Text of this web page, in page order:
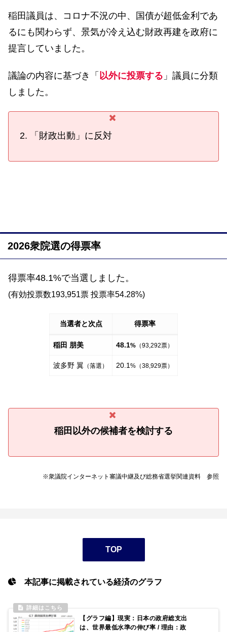
稲田議員は、コロナ不況の中、国債が超低金利であ
るにも関わらず、景気が冷え込む財政再建を政府に
提言していました。
議論の内容に基づき「 以外に投票する 」議員に分類
しました。
「財政出動」に反対
2026衆院選の得票率
得票率48.1%で当選しました。
(有効投票数193,951票 投票率54.28%)
当選者と次点 得票率
稲田 朋美 48.1% （93,292票）
波多野 翼 （落選） 20.1%（38,929票）
稲田以外の候補者を検討する
※衆議院インターネット審議中継及び総務省選挙関連資料 参照
TOP
本記事に掲載されている経済のグラフ
【グラフ編】現実：日本の政府総支出
は、世界最低水準の伸び率 / 理由：政